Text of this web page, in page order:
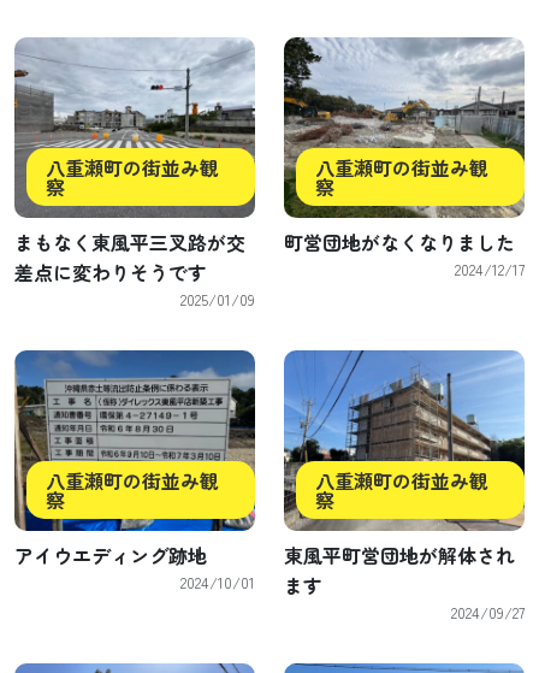
八重瀬町の街並み観
察
まもなく東風平三叉路が交
差点に変わりそうです
2025/01/09
八重瀬町の街並み観
察
町営団地がなくなりました
2024/12/17
八重瀬町の街並み観
察
アイウエディング跡地
2024/10/01
八重瀬町の街並み観
察
東風平町営団地が解体され
ます
2024/09/27